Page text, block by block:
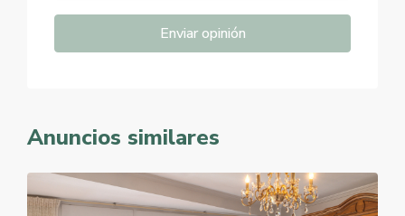
Enviar opinión
Anuncios similares